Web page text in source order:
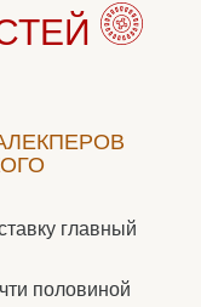
главный
половиной